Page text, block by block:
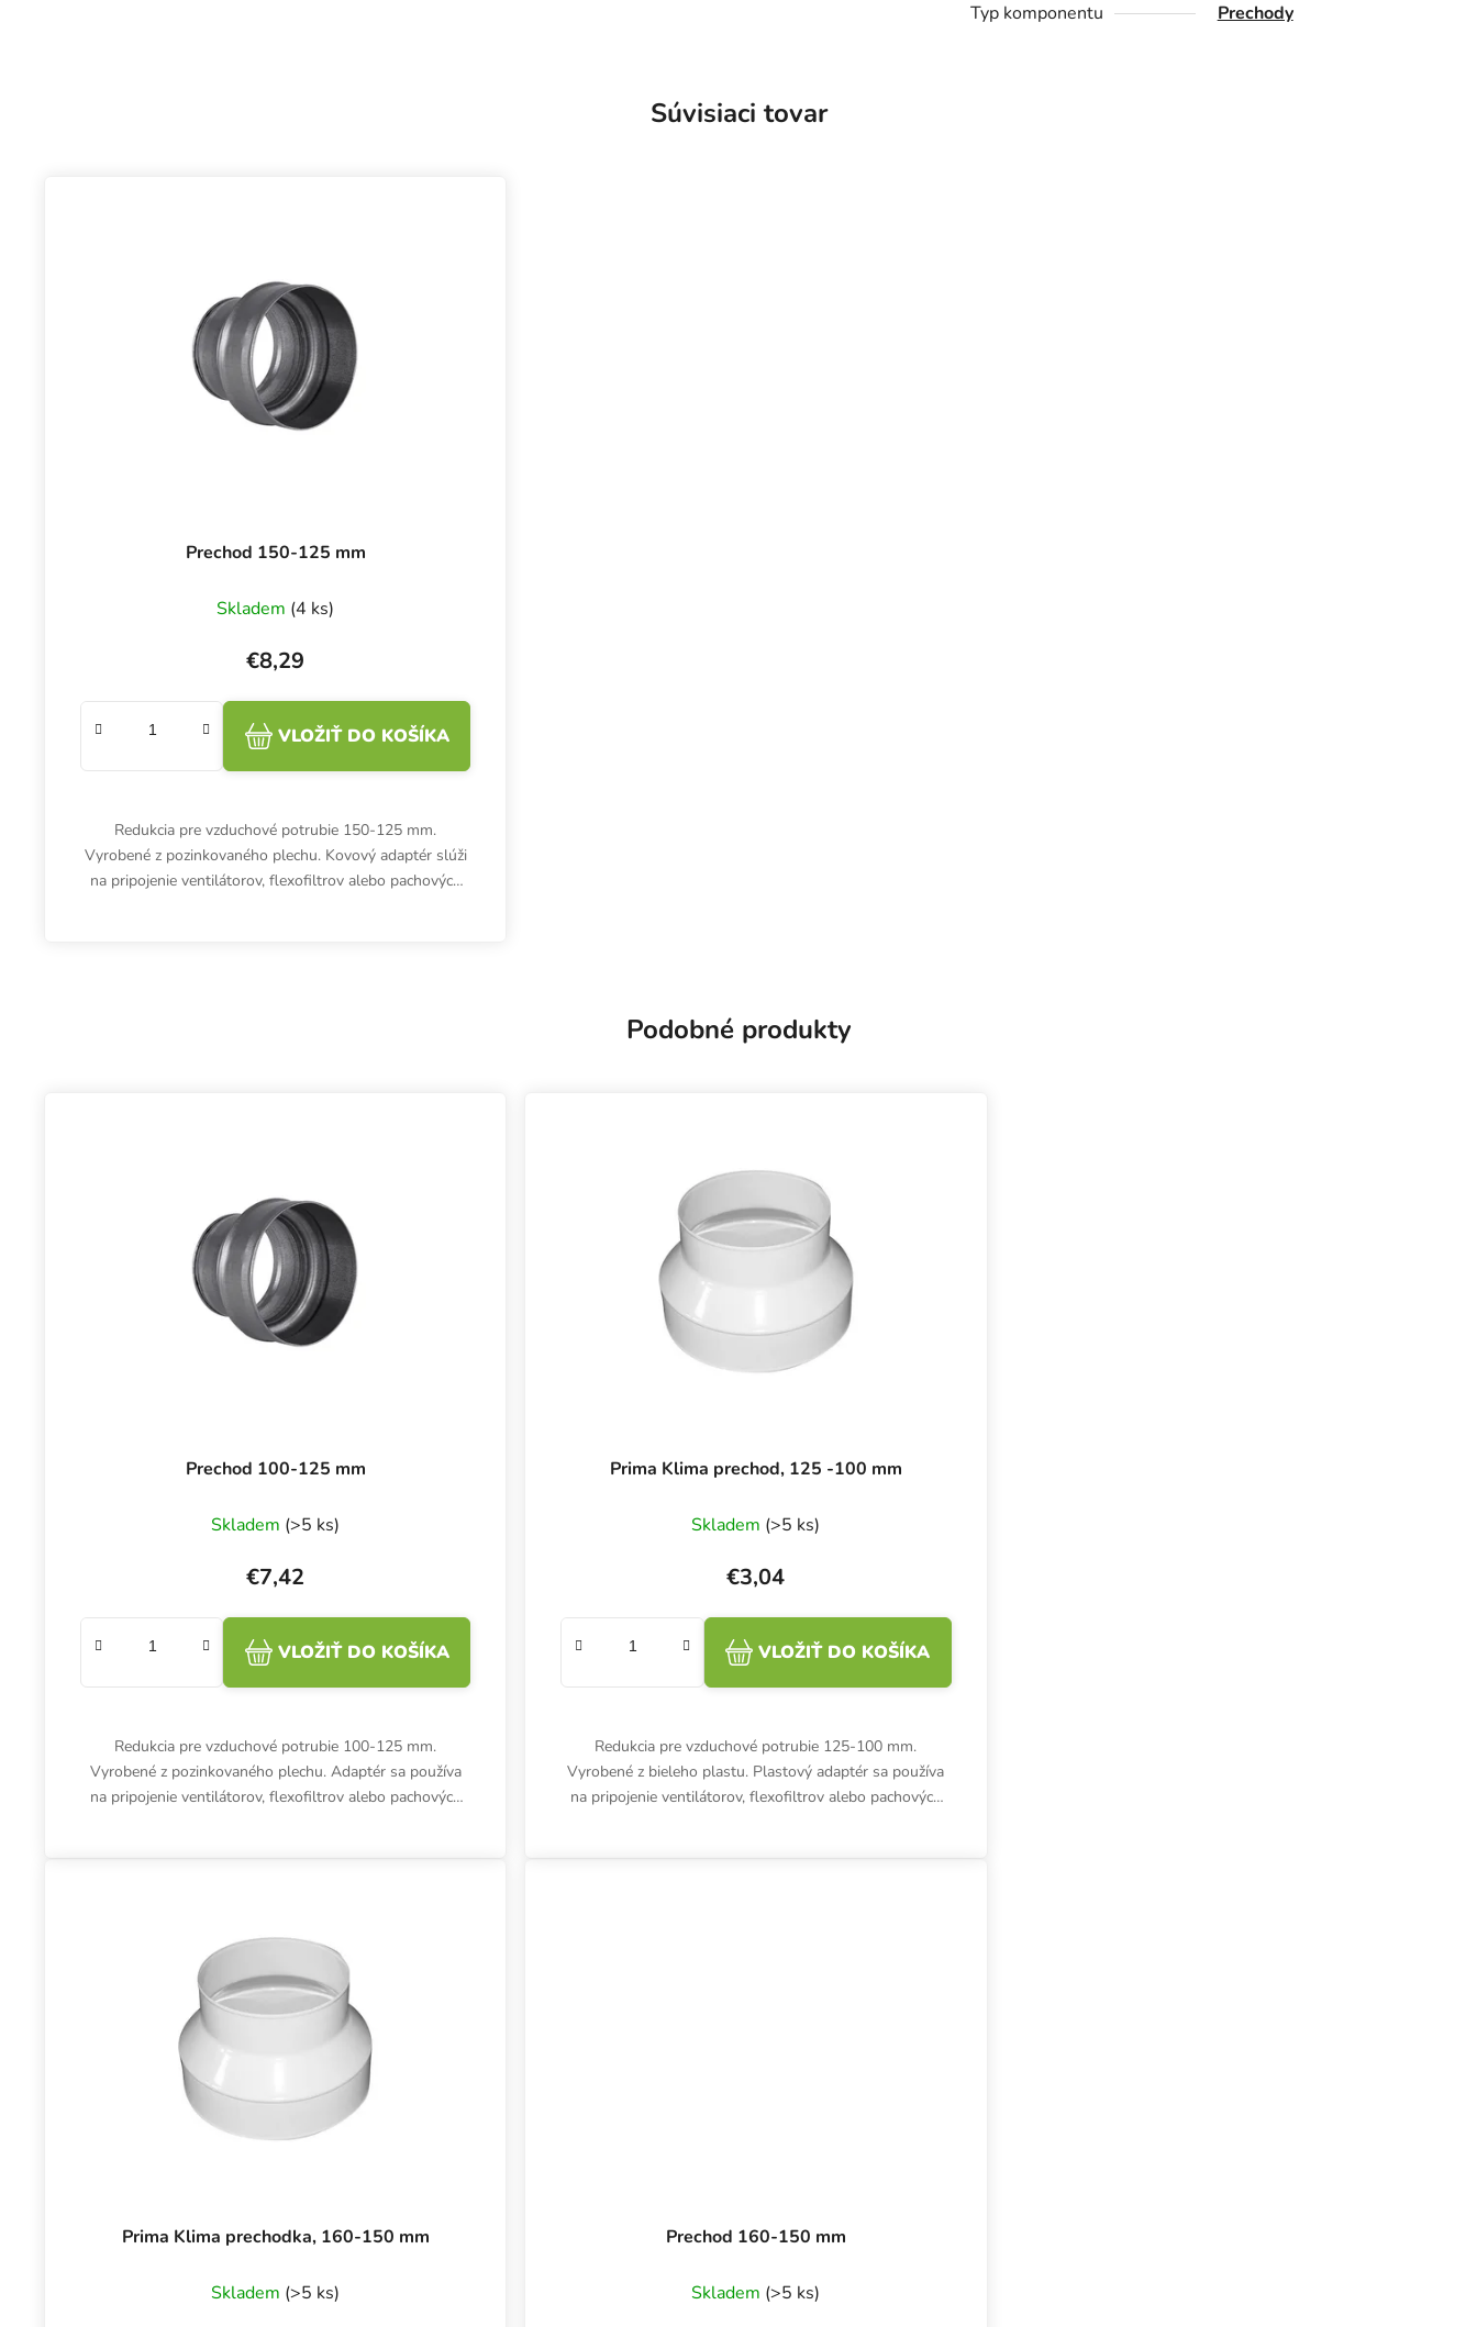
Typ komponentu
Prechody
Súvisiaci tovar
Prechod 150-125 mm
Skladem (4 ks)
€8,29
VLOŽIŤ DO KOŠÍKA
Redukcia pre vzduchové potrubie 150-125 mm.
Vyrobené z pozinkovaného plechu. Kovový adaptér slúži
na pripojenie ventilátorov, flexofiltrov alebo pachových
Podobné produkty
Prechod 100-125 mm
Skladem (>5 ks)
€7,42
VLOŽIŤ DO KOŠÍKA
Redukcia pre vzduchové potrubie 100-125 mm.
Vyrobené z pozinkovaného plechu. Adaptér sa používa
na pripojenie ventilátorov, flexofiltrov alebo pachových
Prima Klima prechod, 125 -100 mm
Skladem (>5 ks)
€3,04
VLOŽIŤ DO KOŠÍKA
Redukcia pre vzduchové potrubie 125-100 mm.
Vyrobené z bieleho plastu. Plastový adaptér sa používa
na pripojenie ventilátorov, flexofiltrov alebo pachových
Prima Klima prechodka, 160-150 mm
Skladem (>5 ks)
Prechod 160-150 mm
Skladem (>5 ks)